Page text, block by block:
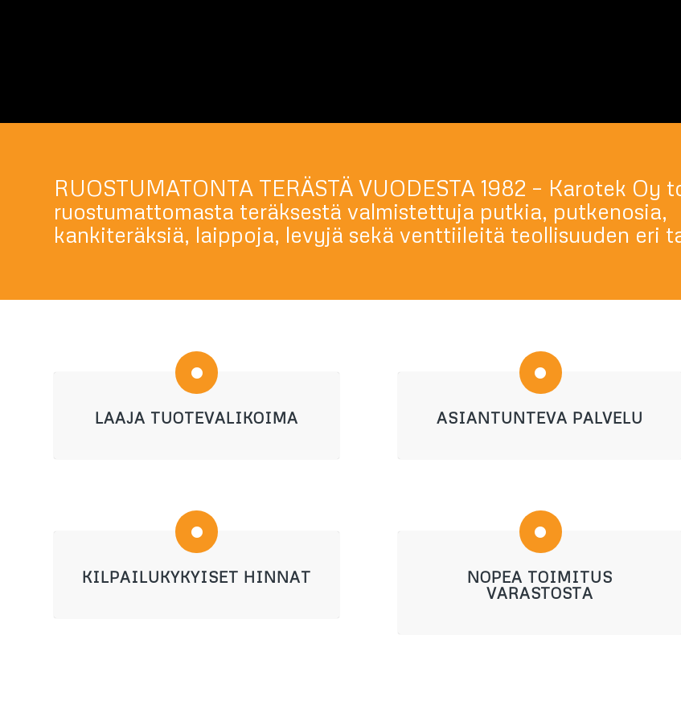
RUOSTUMATONTA TERÄSTÄ VUODESTA 1982 – Karotek Oy
ruostumattomasta teräksestä valmistettuja putkia, putkenosia,
kankiteräksiä, laippoja, levyjä sekä venttiileitä teollisuuden eri
LAAJA TUOTEVALIKOIMA ASIANTUNTEVA PALVELU
KILPAILUKYKYISET HINNAT
NOPEA TOIMITUS
VARASTOSTA